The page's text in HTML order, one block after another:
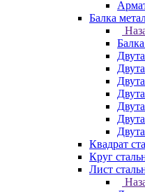
Балка
Квадрат
Круг
Лист